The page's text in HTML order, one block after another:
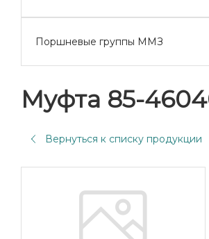
Поршневые группы ММЗ
Муфта 85-
Вернуться к списку продукции